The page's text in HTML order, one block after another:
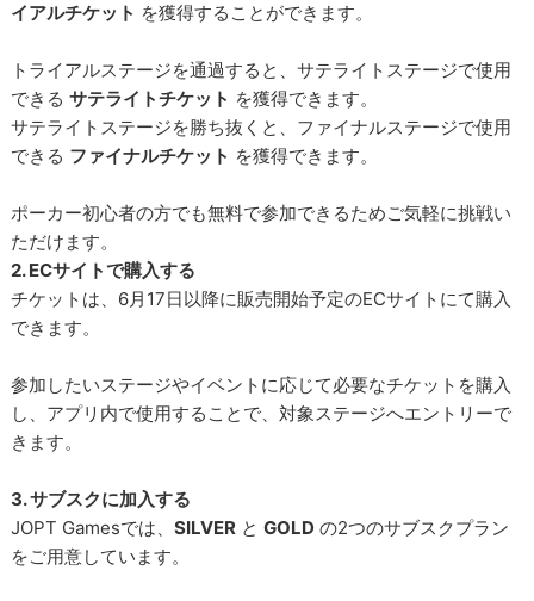
イアルチケット を獲得することができます。
トライアルステージを通過すると、サテライトステージで使用
できるサテライトチケット を獲得できます。
サテライトステージを勝ち抜くと、ファイナルステージで使用
できる ファイナルチケット を獲得できます。
ポーカー初心者の方でも無料で参加できるためご気軽に挑戦い
ただけます。
2. ECサイトで購入する
チケットは、6月17日以降に販売開始予定のECサイトにて購入
できます。
参加したいステージやイベントに応じて必要なチケットを購入
し、アプリ内で使用することで、対象ステージへエントリーで
きます。
3. サブスクに加入する
JOPT Gamesでは、SILVER とGOLD の2つのサブスクプラン
をご用意しています。